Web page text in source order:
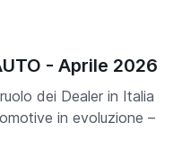
- Aprile 2026
dei Dealer in Italia
in evoluzione –